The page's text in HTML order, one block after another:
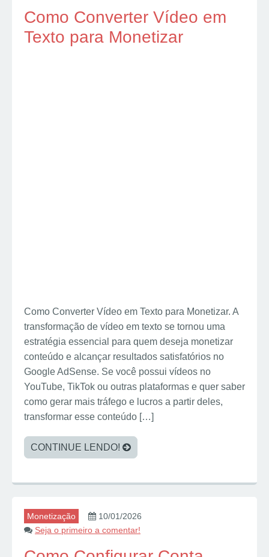
Como Converter Vídeo em
Texto para Monetizar
Como Converter Vídeo em Texto para Monetizar. A
transformação de vídeo em texto se tornou uma
estratégia essencial para quem deseja monetizar
conteúdo e alcançar resultados satisfatórios no
Google AdSense. Se você possui vídeos no
YouTube, TikTok ou outras plataformas e quer saber
como gerar mais tráfego e lucros a partir deles,
transformar esse conteúdo […]
CONTINUE LENDO!
Monetização
10/01/2026
Seja o primeiro a comentar!